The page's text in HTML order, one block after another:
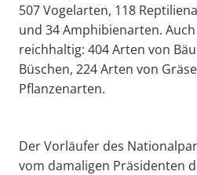
507 Vogelarten, 118
und 34 Amphibienarten.
reichhaltig: 404 Arten von
Büschen, 224 Arten von
Pflanzenarten.
Der Vorläufer des
vom damaligen Präsidenten